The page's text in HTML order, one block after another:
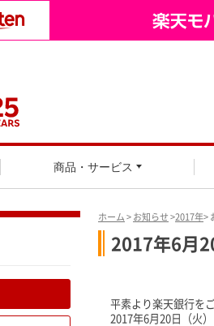
商品・サービス
ホーム>お知らせ>2017年>
2017年6月
平素より楽天銀行を
2017年6月20日（火